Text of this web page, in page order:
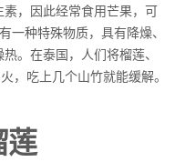
，因此经常食用芒果，可
一种特殊物质，具有降燥、
。在泰国，人们将榴莲、
，吃上几个山竹就能缓解。
莲